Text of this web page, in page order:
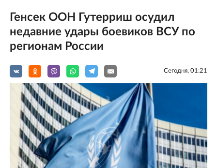
Генсек ООН Гутерриш осудил
недавние удары боевиков ВСУ по
регионам России
Сегодня, 01:21